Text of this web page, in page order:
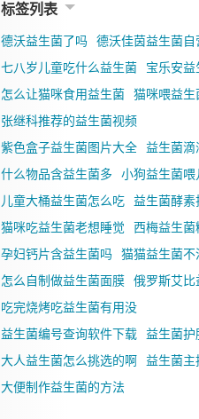
标签列表
德沃益生菌了吗
德沃佳茵益生菌自
七八岁儿童吃什么益生菌
宝乐安
怎么让猫咪食用益生菌
猫咪喂益生
张继科推荐的益生菌视频
紫色盒子益生菌图片大全
益生菌滴
什么物品含益生菌多
小狗益生菌喂
儿童大桶益生菌怎么吃
益生菌酵素
猫咪吃益生菌老想睡觉
西梅益生菌
孕妇钙片含益生菌吗
猫猫益生菌不
怎么自制做益生菌面膜
俄罗斯艾比
吃完烧烤吃益生菌有用没
益生菌编号查询软件下载
益生菌护
大人益生菌怎么挑选的啊
益生菌主
大便制作益生菌的方法